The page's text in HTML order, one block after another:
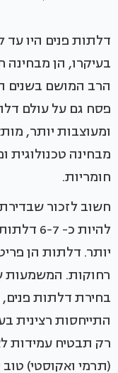
דלתות פנים היו עד
בעיקרו, הן מבחינה
הרב המושם בשנים
פסח גם על עולם
ומעוצבות יותר,
מבחינה טכנולוגית
חומריות.
חשוב לזכור
להיות
יותר. דלתות הן
רחוקות. המשמעות
בחירת דלתות פנים,
התייחסות רצינית
רק תבטיח עמידות
(תרמי ואקוסטי)